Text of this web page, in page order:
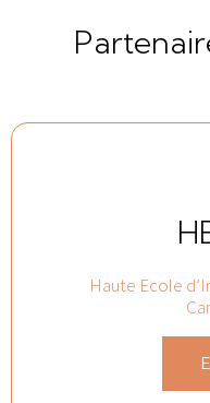
Haute Ecole